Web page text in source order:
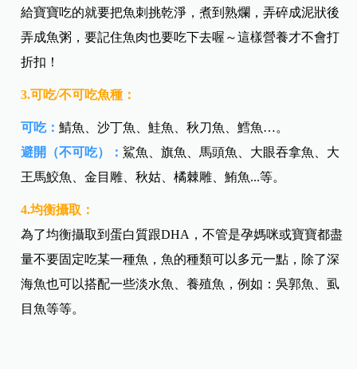
給寶寶吃的就要把魚刺挑乾淨，煮到熟爛，弄碎成泥狀後
弄成魚粥，要記住魚肉也要吃下去喔～這樣營養才不會打
折扣！
3.可吃/不可吃魚種：
可吃：鯖魚、沙丁魚、鮭魚、秋刀魚、鱈魚…。
避開（不可吃）：鯊魚、旗魚、馬頭魚、大眼吞拿魚、大
王馬鮫魚、金目雕、秋姑、橘棘雕、鮪魚...等。
4.均衡攝取：
為了均衡攝取到蛋白質跟DHA，不管是孕媽咪或寶寶都盡
量不要固定吃某一種魚，魚的種類可以多元一點，除了深
海魚也可以搭配一些淡水魚、養殖魚，例如：吳郭魚、虱
目魚等等。